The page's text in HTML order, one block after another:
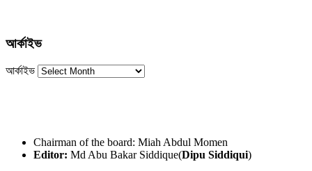
আর্কাইভ
আর্কাইভ
Chairman of the board: Miah Abdul Momen
Editor: Md Abu Bakar Siddique(Dipu Siddiqui)